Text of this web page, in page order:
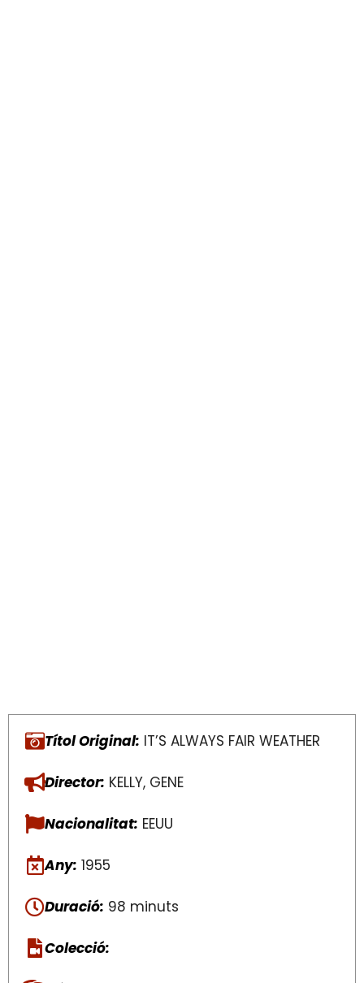
Títol Original: IT’S ALWAYS FAIR WEATHER
Director: KELLY, GENE
Nacionalitat: EEUU
Any: 1955
Duració: 98 minuts
Colecció: